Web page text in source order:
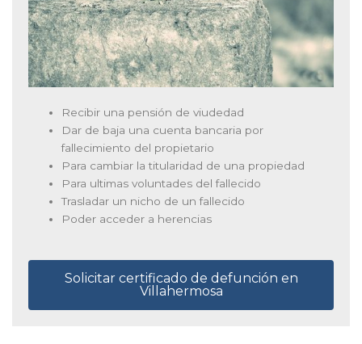
Recibir una pensión de viudedad
Dar de baja una cuenta bancaria por
fallecimiento del propietario
Para cambiar la titularidad de una propiedad
Para ultimas voluntades del fallecido
Trasladar un nicho de un fallecido
Poder acceder a herencias
Solicitar certificado de defunción en
Villahermosa